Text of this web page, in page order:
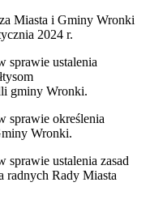
Miasta i Gminy Wronki
2024 r.
sprawie ustalenia
gminy Wronki.
sprawie określenia
Wronki.
sprawie ustalenia zasad
radnych Rady Miasta